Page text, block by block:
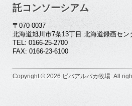
託コンソーシアム
〒070-0037
北海道旭川市7条13丁目 北海道録画セン
TEL: 0166-25-2700
FAX: 0166-23-6100
Copyright © 2026 ビバアルパカ牧場. All